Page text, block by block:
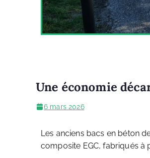
Une économie
6 mars 2026
Les anciens bacs en béton
composite EGC, fabriqués à